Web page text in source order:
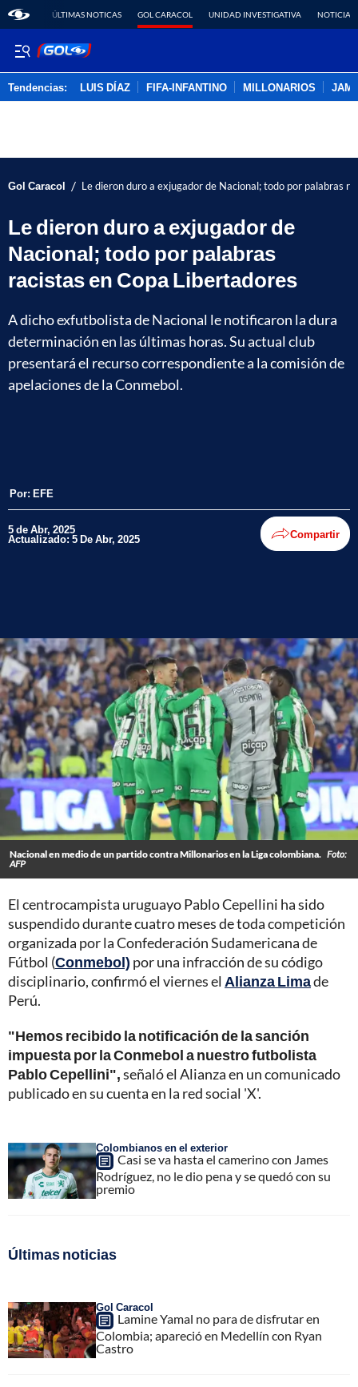
ÚLTIMAS NOTICAS GOL CARACOL UNIDAD INVESTIGATIVA NOTICIAS
Tendencias: LUIS DÍAZ FIFA-INFANTINO MILLONARIOS
Gol Caracol / Le dieron duro a exjugador de Nacional; todo por palabras
Le dieron duro a exjugador de
Nacional; todo por palabras
racistas en Copa Libertadores
A dicho exfutbolista de Nacional le notificaron la dura
determinación en las últimas horas. Su actual club
presentará el recurso correspondiente a la comisión de
apelaciones de la Conmebol.
Por: EFE
5 de Abr, 2025
Actualizado: 5 De Abr, 2025 Compartir
Nacional en medio de un partido contra Millonarios en la Liga colombiana. Foto:
AFP
El centrocampista uruguayo Pablo Cepellini ha sido
suspendido durante cuatro meses de toda competición
organizada por la Confederación Sudamericana de
Fútbol (Conmebol) por una infracción de su código
disciplinario, confirmó el viernes el Alianza Limade
Perú.
"Hemos recibido la notificación de la sanción
impuesta por la Conmebol a nuestro futbolista
Pablo Cepellini",señaló el Alianza en un comunicado
publicado en su cuenta en la red social 'X'.
Colombianos en el exterior
Casi se va hasta el camerino con James
Rodríguez, no le dio pena y se quedó con su
premio
Últimas noticias
Gol Caracol
Lamine Yamal no para de disfrutar en
Colombia; apareció en Medellín con Ryan
Castro